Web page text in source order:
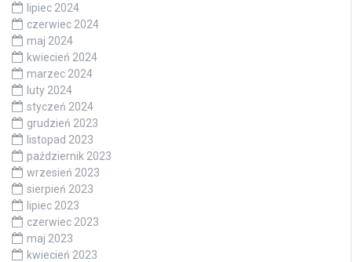
lipiec 2024
czerwiec 2024
maj 2024
kwiecień 2024
marzec 2024
luty 2024
styczeń 2024
grudzień 2023
listopad 2023
październik 2023
wrzesień 2023
sierpień 2023
lipiec 2023
czerwiec 2023
maj 2023
kwiecień 2023